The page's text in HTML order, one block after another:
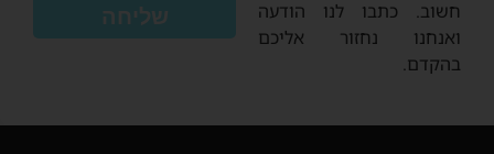
חשוב. כתבו לנו הודעה
ואנחנו נחזור אליכם
בהקדם.
שליחה